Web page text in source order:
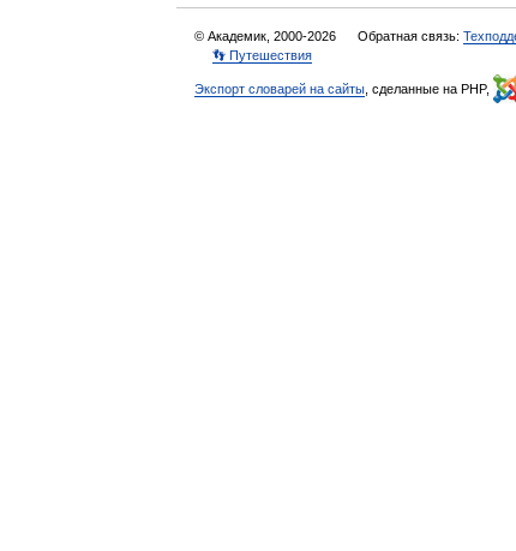
© Академик, 2000-2026 Обратная связь:
👣 Путешествия
Экспорт словарей на сайты , сделанные на PHP,